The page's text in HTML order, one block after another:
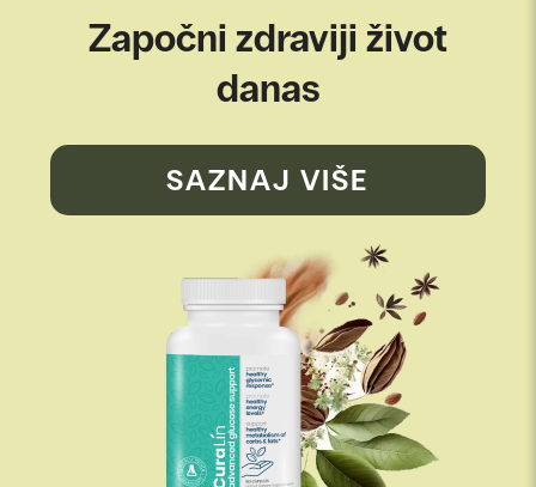
Započni zdraviji život
danas
SAZNAJ VIŠE